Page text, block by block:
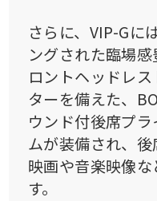
さらに、VIP-Gに
ングされた臨場
ロントヘッドレ
ターを備えた、
ウンド付後席プ
ムが装備され、
映画や音楽映像
す。